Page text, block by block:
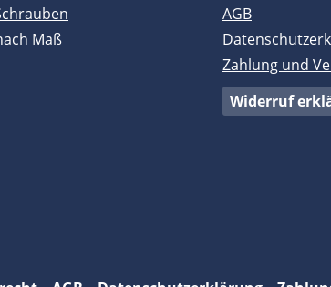
Maß
AGB
Zahlung und
Widerruf